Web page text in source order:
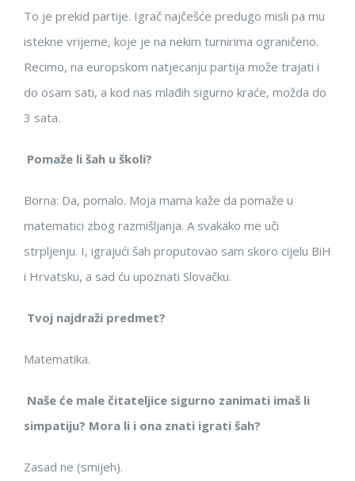
To je prekid partije. Igrač najčešće predugo misli pa mu
istekne vrijeme, koje je na nekim turnirima ograničeno.
Recimo, na europskom natjecanju partija može trajati i
do osam sati, a kod nas mlađih sigurno kraće, možda do
3 sata.
Pomaže li šah u školi?
Borna: Da, pomalo. Moja mama kaže da pomaže u
matematici zbog razmišljanja. A svakako me uči
strpljenju. I, igrajući šah proputovao sam skoro cijelu BiH
i Hrvatsku, a sad ću upoznati Slovačku.
Tvoj najdraži predmet?
Matematika.
Naše će male čitateljice sigurno zanimati imaš li
simpatiju? Mora li i ona znati igrati šah?
Zasad ne (smijeh).